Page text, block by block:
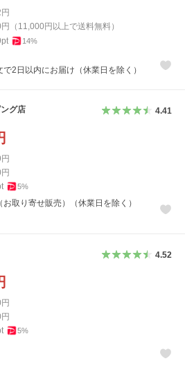
円
円 （ 11,000 円以上で送料無料）
pt 14%
2日以内にお届け（休業日を除く）
グ店 4.41
円
円
5%
取り寄せ販売）（休業日を除く）
4.52
円
円
5%